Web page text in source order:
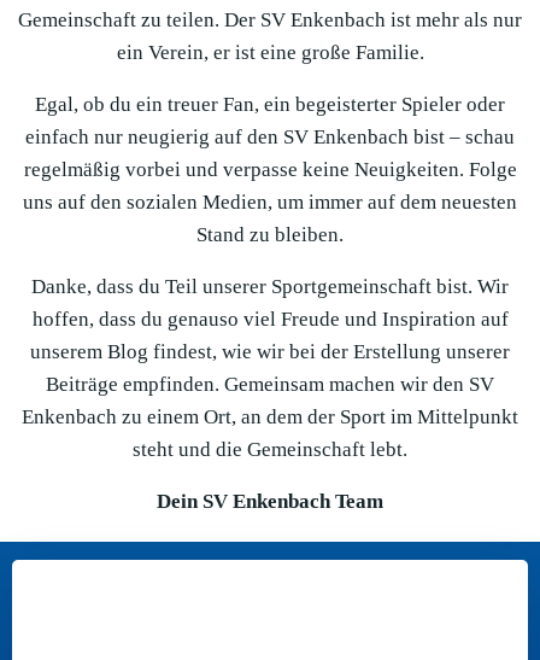
Gemeinschaft zu teilen. Der SV Enkenbach ist mehr als nur
ein Verein, er ist eine große Familie.
Egal, ob du ein treuer Fan, ein begeisterter Spieler oder
einfach nur neugierig auf den SV Enkenbach bist – schau
regelmäßig vorbei und verpasse keine Neuigkeiten. Folge
uns auf den sozialen Medien, um immer auf dem neuesten
Stand zu bleiben.
Danke, dass du Teil unserer Sportgemeinschaft bist. Wir
hoffen, dass du genauso viel Freude und Inspiration auf
unserem Blog findest, wie wir bei der Erstellung unserer
Beiträge empfinden. Gemeinsam machen wir den SV
Enkenbach zu einem Ort, an dem der Sport im Mittelpunkt
steht und die Gemeinschaft lebt.
Dein SV Enkenbach Team